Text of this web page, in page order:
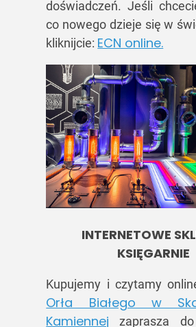
doświadczeń. Jeśli
co nowego dzieje się w
kliknijcie: ECN online.
INTERNETOWE
KSIĘGARNIE
Kupujemy i czytamy
Orła Białego w
Kamiennej zaprasza